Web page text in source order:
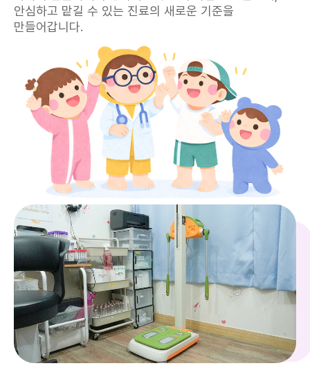
안심하고 맡길 수 있는 진료의 새로운 기준을
만들어갑니다.